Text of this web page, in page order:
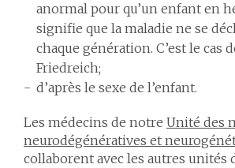
anormal pour qu’un enfant en
signifie que la maladie ne se
chaque génération. C’est le cas
Friedreich;
d’après le sexe de l’enfant.
Les médecins de notre Unité des
neurodégénératives et
collaborent avec les autres unités